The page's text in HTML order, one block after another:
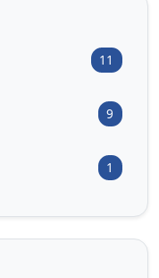
11
9
1